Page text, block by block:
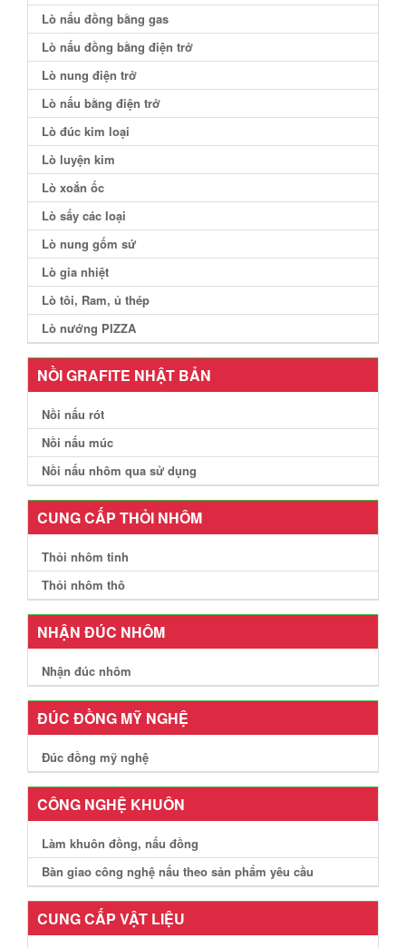
Lò nấu đồng bằng gas
Lò nấu đồng bằng điện trở
Lò nung điện trở
Lò nấu bằng điện trở
Lò đúc kim loại
Lò luyện kim
Lò xoắn ốc
Lò sấy các loại
Lò nung gốm sứ
Lò gia nhiệt
Lò tôi, Ram, ủ thép
Lò nướng PIZZA
NỒI GRAFITE NHẬT BẢN
Nồi nấu rót
Nồi nấu múc
Nồi nấu nhôm qua sử dụng
CUNG CẤP THỎI NHÔM
Thỏi nhôm tinh
Thỏi nhôm thô
NHẬN ĐÚC NHÔM
Nhận đúc nhôm
ĐÚC ĐỒNG MỸ NGHỆ
Đúc đồng mỹ nghệ
CÔNG NGHỆ KHUÔN
Làm khuôn đồng, nấu đồng
Bàn giao công nghệ nấu theo sản phẩm yêu cầu
CUNG CẤP VẬT LIỆU